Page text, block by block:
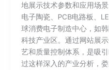
地展示技术参数和应用场
电子陶瓷、PCB电路板、
球消费电子制造中心，如
科技产业区。通过网站展
艺和质量控制体系，是吸
过这样深入的产业分析，